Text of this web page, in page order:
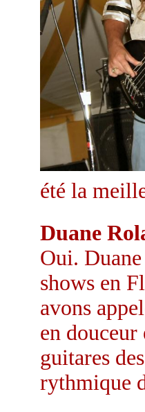
été la
Duane
Oui.
shows en
avons
en
guitares
rythmique